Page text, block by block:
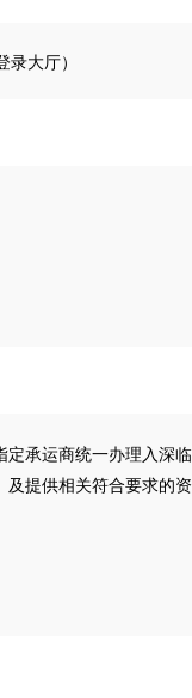
大厅）
承运商统一办理入深临
提供相关符合要求的资